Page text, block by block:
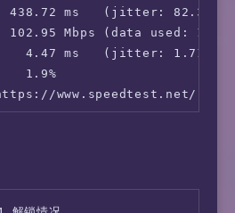
438.72 ms   (jitter:
4.47 ms   (jitter:
1.9%